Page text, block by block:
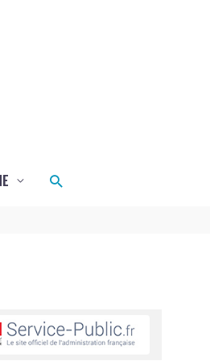
Rechercher